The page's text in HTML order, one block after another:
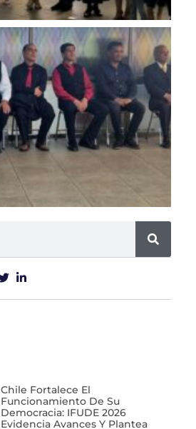
Chile Fortalece El
Funcionamiento De Su
Democracia: IFUDE 2026
Evidencia Avances Y Plantea